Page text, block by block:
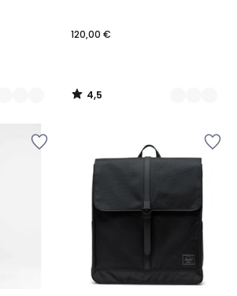
120,00 €
4,5
/